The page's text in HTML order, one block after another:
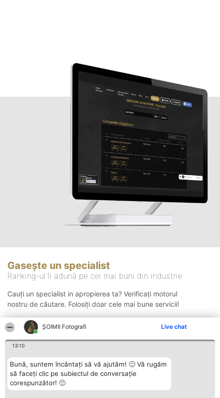
ȘOIMII Fotografi Live chat
13:10
Bună, suntem încântați să vă ajutăm! 🙂 Vă rugăm
să faceți clic pe subiectul de conversație
corespunzător! 🙂
Gasește un specialist
Ranking-ul îi adună pe cei mai buni din industrie
Cauți un specialist in apropierea ta? Verificați motorul
nostru de căutare. Folosiți doar cele mai bune servicii!